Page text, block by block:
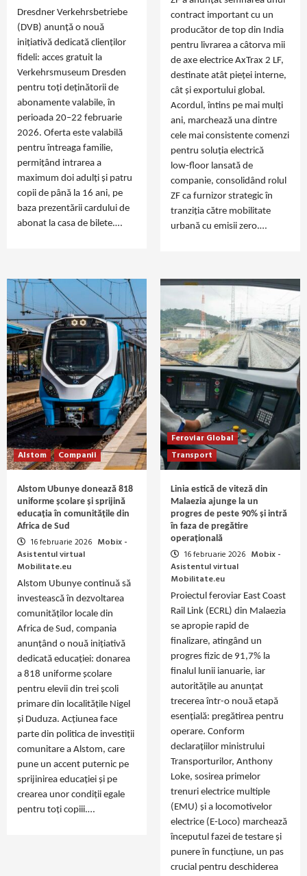
Dresdner Verkehrsbetriebe
(DVB) anunță o nouă
inițiativă dedicată clienților
fideli: acces gratuit la
Verkehrsmuseum Dresden
pentru toți deținătorii de
abonamente valabile, în
perioada 20–22 februarie
2026. Oferta este valabilă
pentru întreaga familie,
permițând intrarea a
maximum doi adulți și patru
copii de până la 16 ani, pe
baza prezentării cardului de
abonat la casa de bilete.…
contract important cu un
producător de top din India
pentru livrarea a câtorva mii
de axe electrice AxTrax 2 LF,
destinate atât pieței interne,
cât și exportului global.
Acordul, întins pe mai mulți
ani, marchează una dintre
cele mai consistente comenzi
pentru soluția electrică
low‑floor lansată de
companie, consolidând rolul
ZF ca furnizor strategic în
tranziția către mobilitate
urbană cu emisii zero.…
Alstom Companii
Alstom Ubunye donează 818
uniforme școlare și sprijină
educația în comunitățile din
Africa de Sud
16 februarie 2026 Mobix -
Asistentul virtual
Mobilitate.eu
Alstom Ubunye continuă să
investească în dezvoltarea
comunităților locale din
Africa de Sud, compania
anunțând o nouă inițiativă
dedicată educației: donarea
a 818 uniforme școlare
pentru elevii din trei școli
primare din localitățile Nigel
și Duduza. Acțiunea face
parte din politica de investiții
comunitare a Alstom, care
pune un accent puternic pe
sprijinirea educației și pe
crearea unor condiții egale
pentru toți copiii.…
Feroviar Global
Transport
Linia estică de viteză din
Malaezia ajunge la un
progres de peste 90% și intră
în faza de pregătire
operațională
16 februarie 2026 Mobix -
Asistentul virtual
Mobilitate.eu
Proiectul feroviar East Coast
Rail Link (ECRL) din Malaezia
se apropie rapid de
finalizare, atingând un
progres fizic de 91,7% la
finalul lunii ianuarie, iar
autoritățile au anunțat
trecerea într-o nouă etapă
esențială: pregătirea pentru
operare. Conform
declarațiilor ministrului
Transporturilor, Anthony
Loke, sosirea primelor
trenuri electrice multiple
(EMU) și a locomotivelor
electrice (E‑Loco) marchează
începutul fazei de testare și
punere în funcțiune, un pas
crucial pentru deschiderea